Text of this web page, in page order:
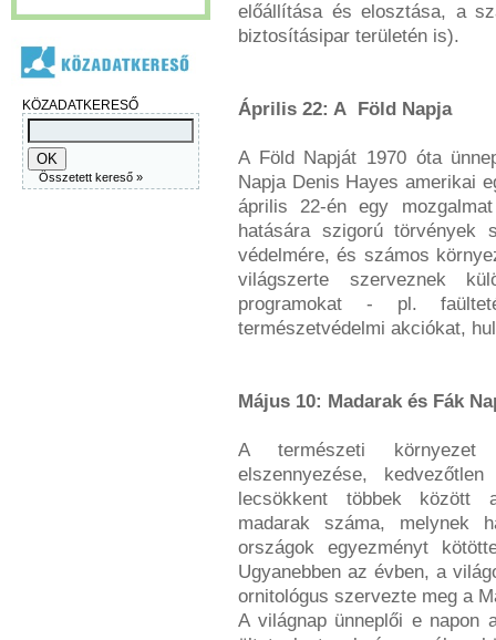
KÖZADATKERESŐ
Összetett kereső »
előállítása és elosztása, a
biztosításipar területén is).
Április 22: A Föld Napja
A Föld Napját 1970 óta
Napja Denis Hayes amerikai
április 22-én egy
hatására szigorú
védelmére, és számos
világszerte szerveznek
programokat - pl.
természetvédelmi akciókat,
Május 10: Madarak és Fák
A természeti környezet
elszennyezése,
lecsökkent többek között
madarak száma, melynek
országok egyezményt
Ugyanebben az évben, a
ornitológus szervezte meg a
A világnap ünneplői e napon